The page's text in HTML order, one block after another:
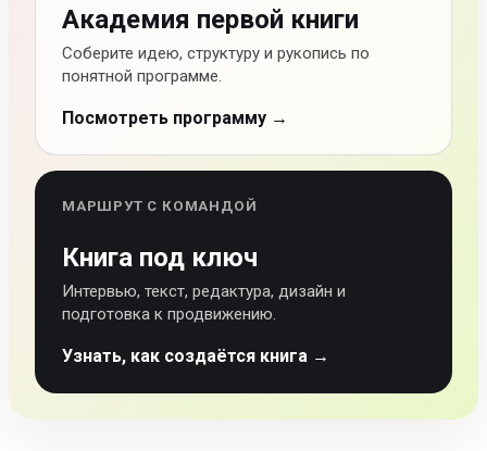
Академия первой книги
Соберите идею, структуру и рукопись по
понятной программе.
Посмотреть программу →
МАРШРУТ С КОМАНДОЙ
Книга под ключ
Интервью, текст, редактура, дизайн и
подготовка к продвижению.
Узнать, как создаётся книга →